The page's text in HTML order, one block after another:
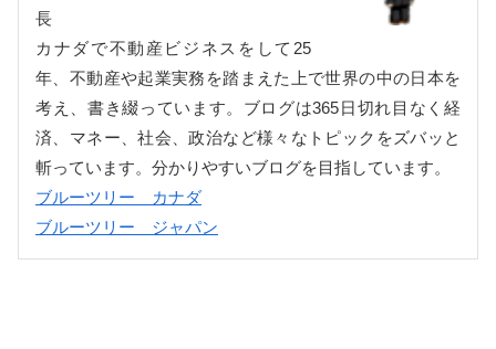
長
カナダで不動産ビジネスをして25
年、不動産や起業実務を踏まえた上で世界の中の日本を
考え、書き綴っています。ブログは365日切れ目なく経
済、マネー、社会、政治など様々なトピックをズバッと
斬っています。分かりやすいブログを目指しています。
ブルーツリー カナダ
ブルーツリー ジャパン